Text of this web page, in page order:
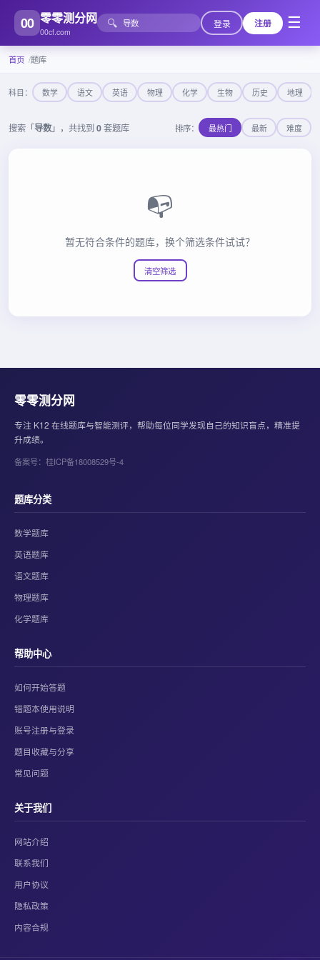
00 零零测分网
00cf.com
🔍 登录 注册 ☰
首页 题库
科目： 数学 语文 英语 物理 化学 生物 历史 地理
搜索「导数」，共找到0套题库 排序： 最热门 最新 难度
📭
暂无符合条件的题库，换个筛选条件试试？
清空筛选
零零测分网
专注 K12 在线题库与智能测评，帮助每位同学发现自己的知识盲点，精准提
升成绩。
备案号：桂ICP备18008529号-4
题库分类
数学题库
英语题库
语文题库
物理题库
化学题库
帮助中心
如何开始答题
错题本使用说明
账号注册与登录
题目收藏与分享
常见问题
关于我们
网站介绍
联系我们
用户协议
隐私政策
内容合规